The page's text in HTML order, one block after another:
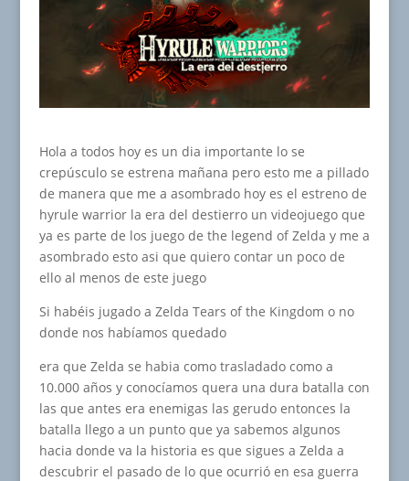
Hola a todos hoy es un dia importante lo se
crepúsculo se estrena mañana pero esto me a pillado
de manera que me a asombrado hoy es el estreno de
hyrule warrior la era del destierro un videojuego que
ya es parte de los juego de the legend of Zelda y me a
asombrado esto asi que quiero contar un poco de
ello al menos de este juego
Si habéis jugado a Zelda Tears of the Kingdom o no
donde nos habíamos quedado
era que Zelda se habia como trasladado como a
10.000 años y conocíamos quera una dura batalla con
las que antes era enemigas las gerudo entonces la
batalla llego a un punto que ya sabemos algunos
hacia donde va la historia es que sigues a Zelda a
descubrir el pasado de lo que ocurrió en esa guerra